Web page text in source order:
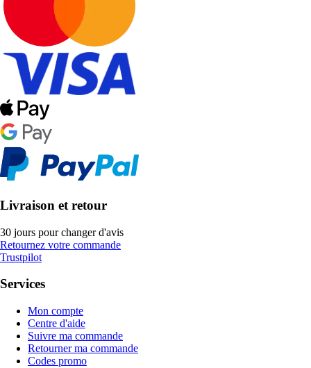
Livraison et retour
30 jours pour changer d'avis
Retournez votre commande
Trustpilot
Services
Mon compte
Centre d'aide
Suivre ma commande
Retourner ma commande
Codes promo